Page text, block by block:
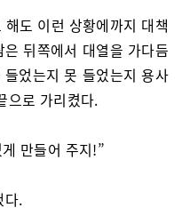
도 이런 상황에까지 대책
뒤쪽에서 대열을 가다듬
었는지 못 들었는지 용사
으로 가리켰다.
만들어 주지!”
다.